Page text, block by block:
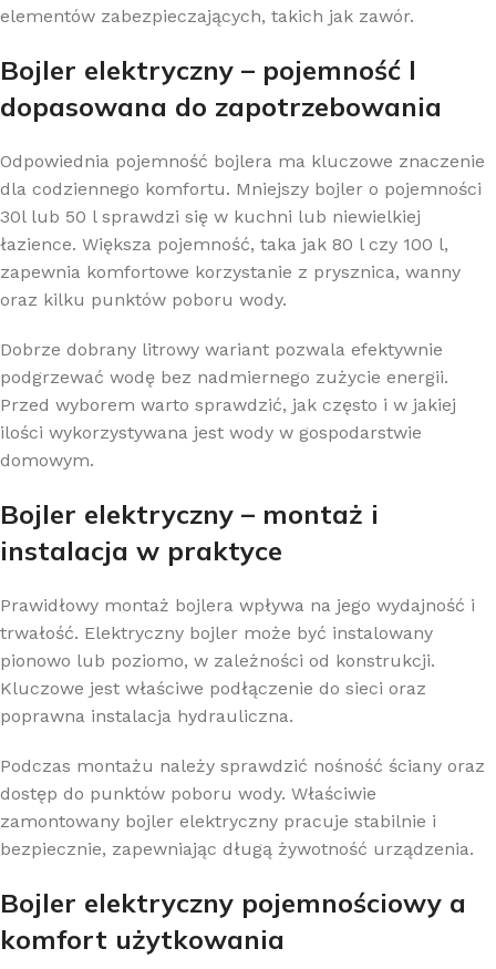
elementów zabezpieczających, takich jak zawór.
Bojler elektryczny – pojemność l
dopasowana do zapotrzebowania
Odpowiednia pojemność bojlera ma kluczowe znaczenie
dla codziennego komfortu. Mniejszy bojler o pojemności
30l lub 50 l sprawdzi się w kuchni lub niewielkiej
łazience. Większa pojemność, taka jak 80 l czy 100 l,
zapewnia komfortowe korzystanie z prysznica, wanny
oraz kilku punktów poboru wody.
Dobrze dobrany litrowy wariant pozwala efektywnie
podgrzewać wodę bez nadmiernego zużycie energii.
Przed wyborem warto sprawdzić, jak często i w jakiej
ilości wykorzystywana jest wody w gospodarstwie
domowym.
Bojler elektryczny – montaż i
instalacja w praktyce
Prawidłowy montaż bojlera wpływa na jego wydajność i
trwałość. Elektryczny bojler może być instalowany
pionowo lub poziomo, w zależności od konstrukcji.
Kluczowe jest właściwe podłączenie do sieci oraz
poprawna instalacja hydrauliczna.
Podczas montażu należy sprawdzić nośność ściany oraz
dostęp do punktów poboru wody. Właściwie
zamontowany bojler elektryczny pracuje stabilnie i
bezpiecznie, zapewniając długą żywotność urządzenia.
Bojler elektryczny pojemnościowy a
komfort użytkowania